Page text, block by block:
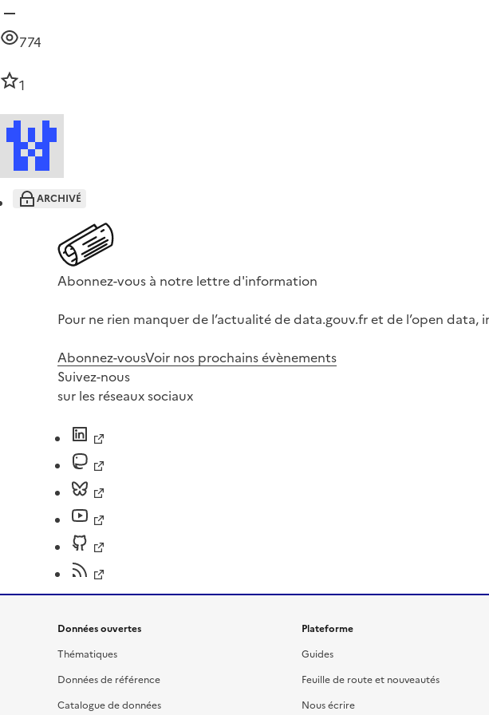
774
1
ARCHIVÉ
Abonnez-vous à notre lettre d'information
Pour ne rien manquer de l’actualité de data.gouv.fr et de l’open
Abonnez-vousVoir nos prochains évènements
Suivez-nous
sur les réseaux sociaux
Données ouvertes
Thématiques
Données de référence
Catalogue de données
Plateforme
Guides
Feuille de route et nouveautés
Nous écrire